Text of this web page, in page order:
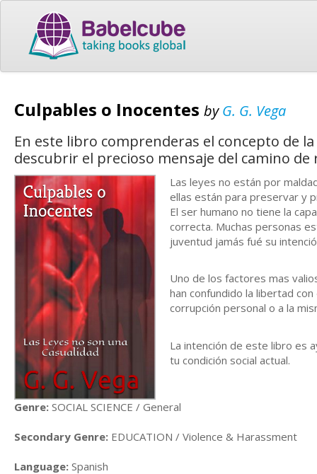
Culpables o Inocentes byG. G. Vega
En este libro comprenderas el concepto de
descubrir el precioso mensaje del camino de
Las leyes no están por
ellas están para preservar y
El ser humano no tiene la
correcta. Muchas personas
juventud jamás fué su
Uno de los factores mas
han confundido la libertad
corrupción personal o a la
La intención de este libro es
tu condición social actual.
Genre: SOCIAL SCIENCE / General
Secondary Genre: EDUCATION / Violence & Harassment
Language: Spanish